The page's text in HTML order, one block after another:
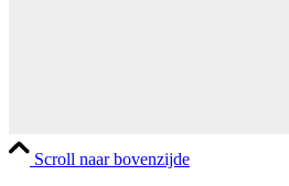
Scroll naar bovenzijde